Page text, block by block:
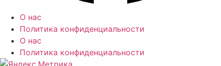
О нас
Политика конфиденциальности
О нас
Политика конфиденциальности